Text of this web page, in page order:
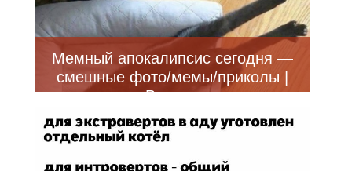
Мемный апокалипсис сегодня —
смешные фото/мемы/приколы |
Bugaga